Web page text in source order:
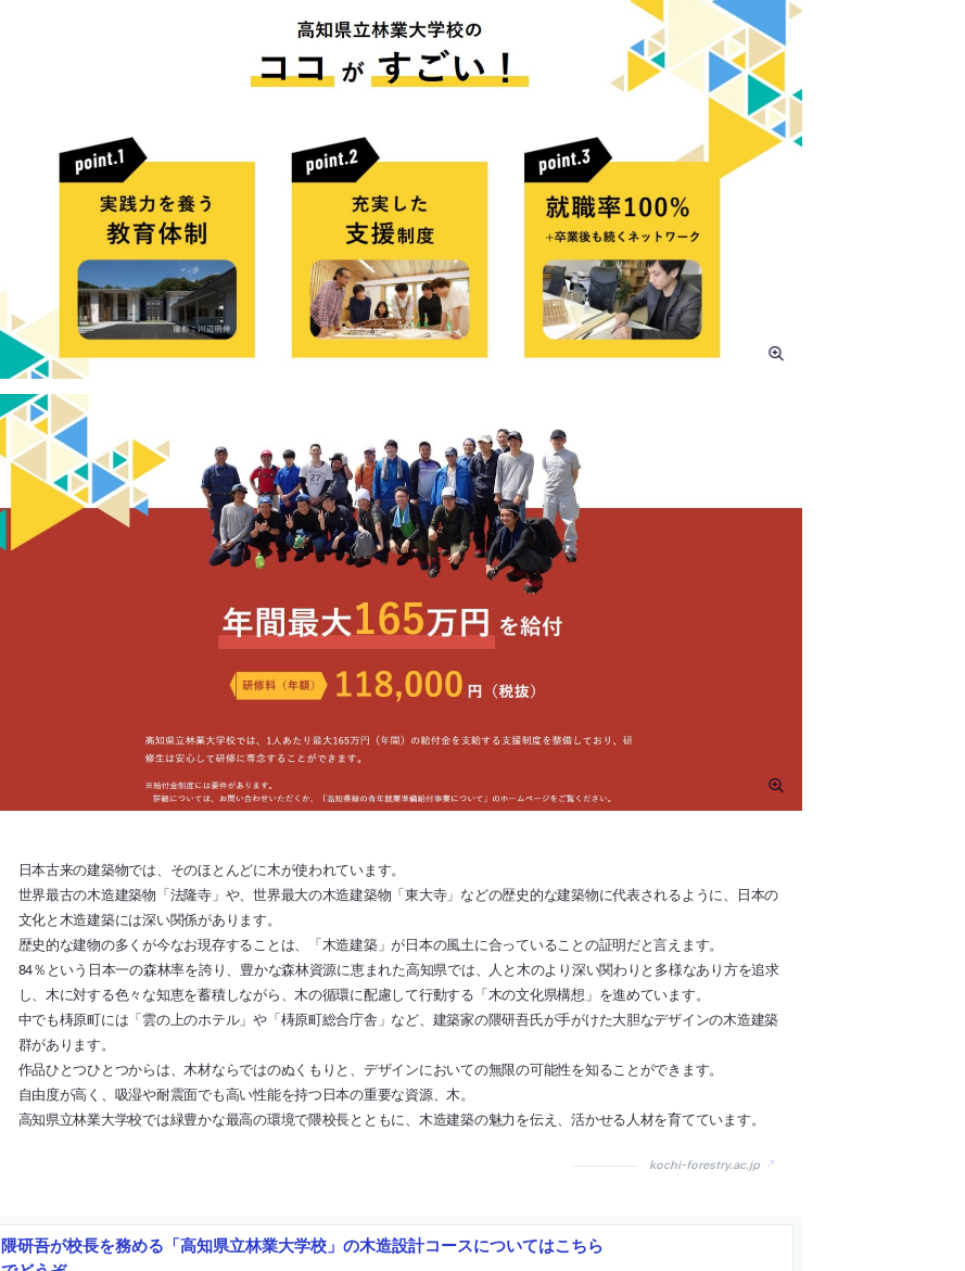
日本古来の建築物では、そのほとんどに木が使われています。
世界最古の木造建築物「法隆寺」や、世界最大の木造建築物「東大寺」などの歴史的な建築物に代表されるように、日本の
文化と木造建築には深い関係があります。
歴史的な建物の多くが今なお現存することは、「木造建築」が日本の風土に合っていることの証明だと言えます。
84％という日本一の森林率を誇り、豊かな森林資源に恵まれた高知県では、人と木のより深い関わりと多様なあり方を追求
し、木に対する色々な知恵を蓄積しながら、木の循環に配慮して行動する「木の文化県構想」を進めています。
中でも梼原町には「雲の上のホテル」や「梼原町総合庁舎」など、建築家の隈研吾氏が手がけた大胆なデザインの木造建築
群があります。
作品ひとつひとつからは、木材ならではのぬくもりと、デザインにおいての無限の可能性を知ることができます。
自由度が高く、吸湿や耐震面でも高い性能を持つ日本の重要な資源、木。
高知県立林業大学校では緑豊かな最高の環境で隈校長とともに、木造建築の魅力を伝え、活かせる人材を育てています。
kochi-forestry.ac.jp
隈研吾が校長を務める「高知県立林業大学校」の木造設計コースについてはこちら